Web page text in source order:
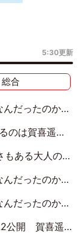
5:30更新
総合
てめえはでんぱ組．incなんだよ！』って肩パンされて(笑)」
った私を見ていただけたら」
大人の女性に
完全に引かせてしまって。時代が変わったんだなって」
なくて。そう言われてはいたけど、嘘でしょって」
京まふ』ステージに登壇